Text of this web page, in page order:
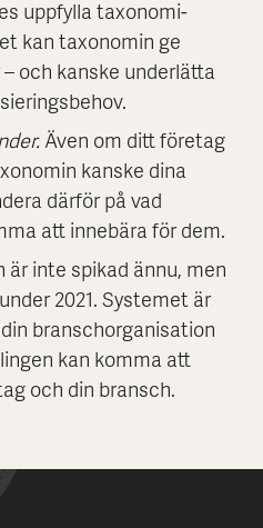
uppfylla taxonomi-
kan taxonomin ge
och kanske underlätta
Även om ditt företag
kanske dina
därför på vad
att innebära för dem.
är inte spikad ännu, men
2021. Systemet är
branschorganisation
kan komma att
och din bransch.